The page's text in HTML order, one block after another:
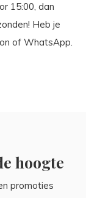
15:00, dan
Heb je
of WhatsApp.
hoogte
promoties